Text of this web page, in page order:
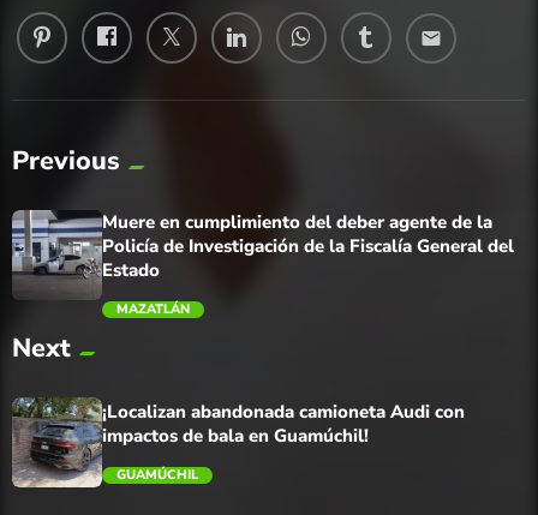
email
Previous
Muere en cumplimiento del deber agente de la
Policía de Investigación de la Fiscalía General del
Estado
MAZATLÁN
Next
¡Localizan abandonada camioneta Audi con
impactos de bala en Guamúchil!
GUAMÚCHIL